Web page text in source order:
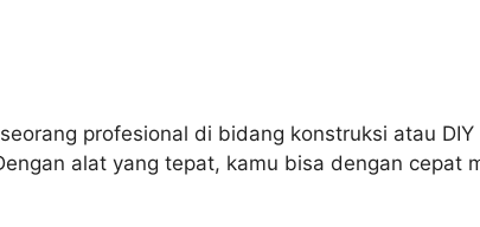
profesional di bidang konstruksi atau
alat yang tepat, kamu bisa dengan cepat